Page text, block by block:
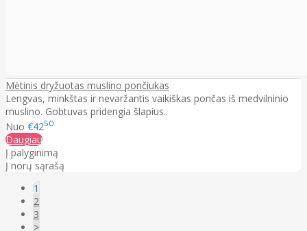
Mėtinis dryžuotas muslino pončiukas
Lengvas, minkštas ir nevaržantis vaikiškas pončas iš medvilninio
muslino. Gobtuvas pridengia šlapius..
Nuo €4250
Daugiau
Į palyginimą
Į norų sąrašą
1
2
3
>